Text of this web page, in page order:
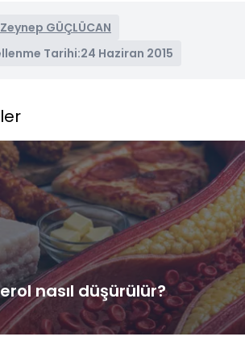
Zeynep GÜÇLÜCAN
Tarihi:24 Haziran 2015
nasıl düşürülür?